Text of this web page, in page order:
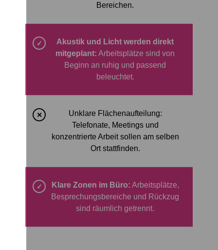
Bereichen.
✓
Akustik und Licht werden direkt
mitgeplant: Arbeitsplätze sind von
Beginn an ruhig und passend
beleuchtet.
✕
Unklare Flächenaufteilung:
Telefonate, Meetings und
konzentrierte Arbeit sollen am selben
Ort stattfinden.
✓ Klare Zonen im Büro: Arbeitsplätze,
Besprechungsbereiche und Rückzug
sind räumlich getrennt.